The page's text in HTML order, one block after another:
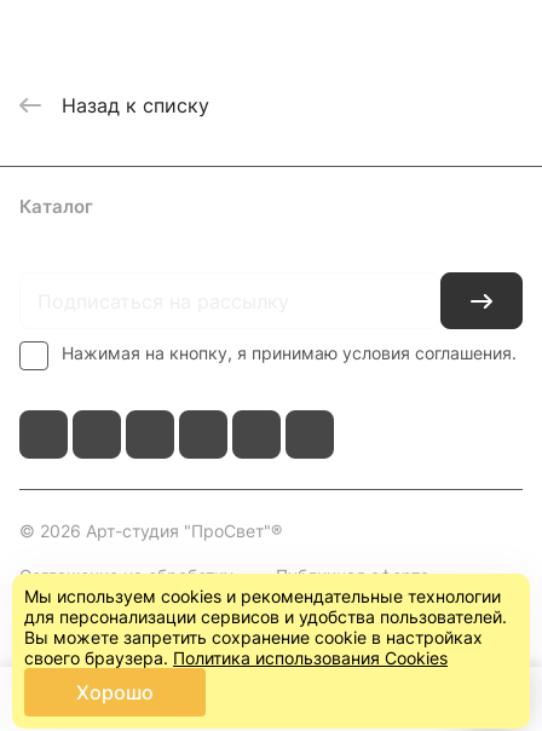
Назад к списку
Каталог
Нажимая на кнопку, я принимаю условия соглашения.
© 2026 Арт-студия "ПроСвет"®
Соглашение на обработку
персональных данных
Публичная оферта
(пользовательское
соглашение)
Главная Каталог
Мы используем cookies и рекомендательные технологии
для персонализации сервисов и удобства пользователей.
Вы можете запретить сохранение cookie в настройках
своего браузера. Политика использования Cookies
Хорошо